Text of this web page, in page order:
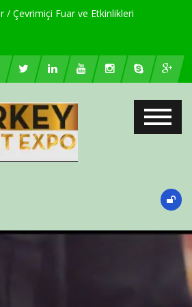
/ Çevrimiçi Fuar ve Etkinlikleri